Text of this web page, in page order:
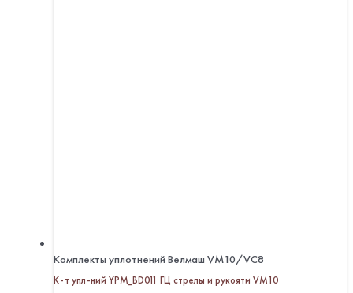
Комплекты уплотнений Велмаш VM10/VC8
К-т упл-ний YPM_BD011 ГЦ стрелы и рукояти VM10